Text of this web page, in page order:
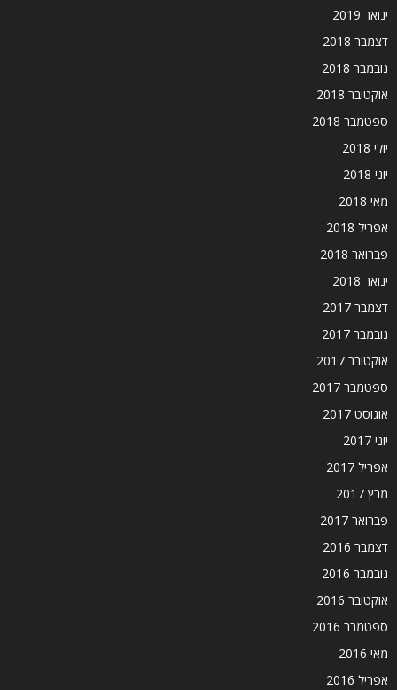
ינואר 2019
דצמבר 2018
נובמבר 2018
אוקטובר 2018
ספטמבר 2018
יולי 2018
יוני 2018
מאי 2018
אפריל 2018
פברואר 2018
ינואר 2018
דצמבר 2017
נובמבר 2017
אוקטובר 2017
ספטמבר 2017
אוגוסט 2017
יוני 2017
אפריל 2017
מרץ 2017
פברואר 2017
דצמבר 2016
נובמבר 2016
אוקטובר 2016
ספטמבר 2016
מאי 2016
אפריל 2016